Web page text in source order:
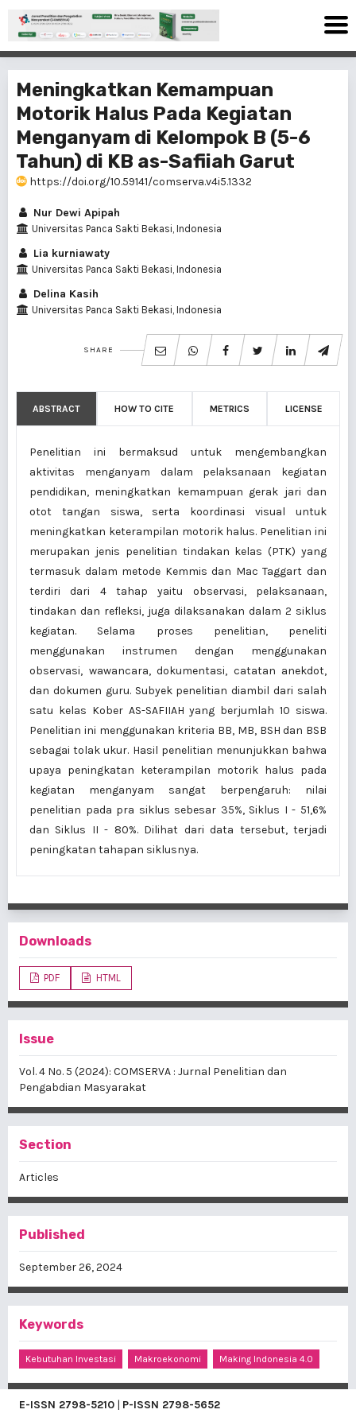
Meningkatkan Kemampuan
Motorik Halus Pada Kegiatan
Menganyam di Kelompok B (5-6
Tahun) di KB as-Safiiah Garut
https://doi.org/10.59141/comserva.v4i5.1332
Nur Dewi Apipah
Universitas Panca Sakti Bekasi, Indonesia
Lia kurniawaty
Universitas Panca Sakti Bekasi, Indonesia
Delina Kasih
Universitas Panca Sakti Bekasi, Indonesia
SHARE
ABSTRACT HOW TO CITE METRICS LICENSE
Penelitian ini bermaksud untuk mengembangkan
aktivitas menganyam dalam pelaksanaan kegiatan
pendidikan, meningkatkan kemampuan gerak jari dan
otot tangan siswa, serta koordinasi visual untuk
meningkatkan keterampilan motorik halus. Penelitian ini
merupakan jenis penelitian tindakan kelas (PTK) yang
termasuk dalam metode Kemmis dan Mac Taggart dan
terdiri dari 4 tahap yaitu observasi, pelaksanaan,
tindakan dan refleksi, juga dilaksanakan dalam 2 siklus
kegiatan. Selama proses penelitian, peneliti
menggunakan instrumen dengan menggunakan
observasi, wawancara, dokumentasi, catatan anekdot,
dan dokumen guru. Subyek penelitian diambil dari salah
satu kelas Kober AS-SAFIIAH yang berjumlah 10 siswa.
Penelitian ini menggunakan kriteria BB, MB, BSH dan BSB
sebagai tolak ukur. Hasil penelitian menunjukkan bahwa
upaya peningkatan keterampilan motorik halus pada
kegiatan menganyam sangat berpengaruh: nilai
penelitian pada pra siklus sebesar 35%, Siklus I - 51,6%
dan Siklus II - 80%. Dilihat dari data tersebut, terjadi
peningkatan tahapan siklusnya.
Downloads
PDF HTML
Issue
Vol. 4 No. 5 (2024): COMSERVA : Jurnal Penelitian dan
Pengabdian Masyarakat
Section
Articles
Published
September 26, 2024
Keywords
Kebutuhan Investasi Makroekonomi Making Indonesia 4.0
E-ISSN 2798-5210 | P-ISSN 2798-5652